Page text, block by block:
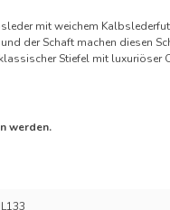
mit weichem
der Schaft machen diesen
Stiefel mit luxuriöser
werden.